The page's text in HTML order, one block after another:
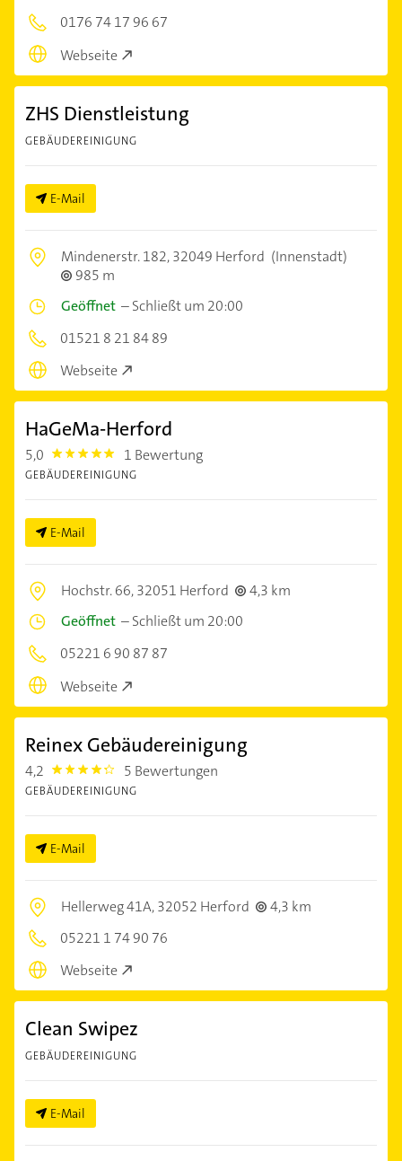
0176 74 17 96 67
Webseite
ZHS Dienstleistung
GEBÄUDEREINIGUNG
E-Mail
Mindenerstr. 182,32049 Herford (Innenstadt)
985 m
Geöffnet –Schließt um 20:00
01521 8 21 84 89
Webseite
HaGeMa-Herford
5,0 5.0 1 Bewertung
GEBÄUDEREINIGUNG
E-Mail
Hochstr. 66,32051 Herford
4,3 km
Geöffnet –Schließt um 20:00
05221 6 90 87 87
Webseite
Reinex Gebäudereinigung
4,2 4.2000003 5 Bewertungen
GEBÄUDEREINIGUNG
E-Mail
Hellerweg 41A,32052 Herford
4,3 km
05221 1 74 90 76
Webseite
Clean Swipez
GEBÄUDEREINIGUNG
E-Mail